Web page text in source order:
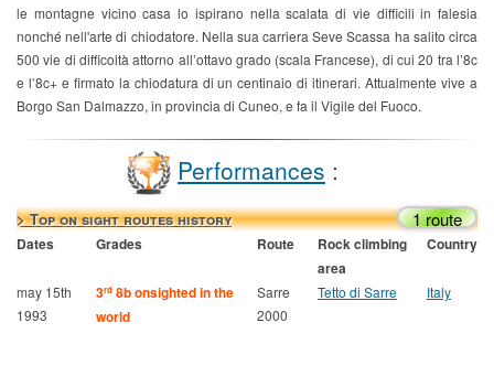
le montagne vicino casa lo ispirano nella scalata di vie difficili in falesia
nonché nell'arte di chiodatore. Nella sua carriera Seve Scassa ha salito circa
500 vie di difficoltà attorno all’ottavo grado (scala Francese), di cui 20 tra l’8c
e l’8c+ e firmato la chiodatura di un centinaio di itinerari. Attualmente vive a
Borgo San Dalmazzo, in provincia di Cuneo, e fa il Vigile del Fuoco.
Performances :
> Top on sight routes history 1 route
Dates Grades Route
Rock climbing
area
Country
may 15th
1993
3rd 8b onsighted in the
world
Sarre
2000
Tetto di Sarre Italy